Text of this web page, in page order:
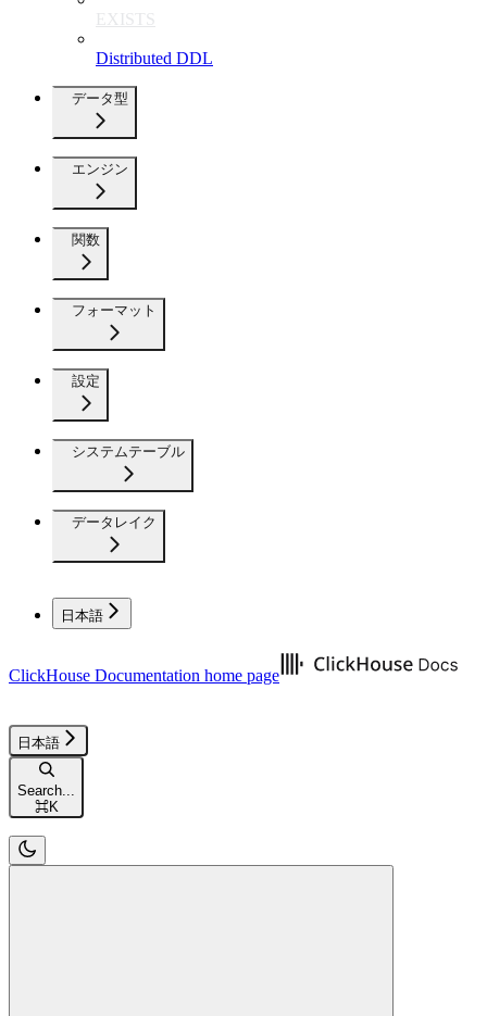
EXISTS
Distributed DDL
データ型
エンジン
関数
フォーマット
設定
システムテーブル
データレイク
日本語
ClickHouse Documentation home page
日本語
Search...
⌘K